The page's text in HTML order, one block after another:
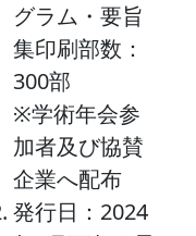
グラム・要旨
集印刷部数：
300部
※学術年会参
加者及び協賛
企業へ配布
発行日：2024